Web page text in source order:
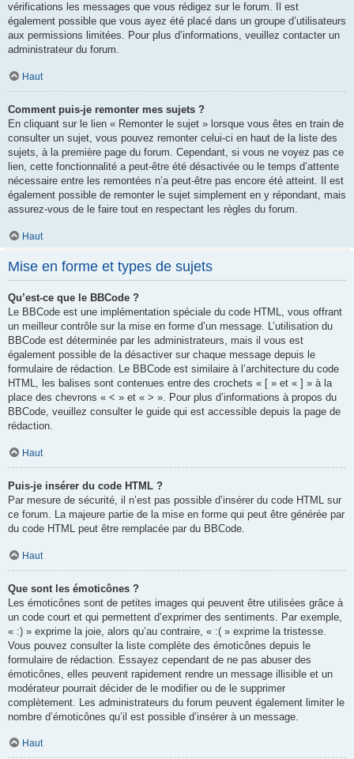
vérifications les messages que vous rédigez sur le forum. Il est
également possible que vous ayez été placé dans un groupe d’utilisateurs
aux permissions limitées. Pour plus d’informations, veuillez contacter un
administrateur du forum.
Haut
Comment puis-je remonter mes sujets ?
En cliquant sur le lien « Remonter le sujet » lorsque vous êtes en train de
consulter un sujet, vous pouvez remonter celui-ci en haut de la liste des
sujets, à la première page du forum. Cependant, si vous ne voyez pas ce
lien, cette fonctionnalité a peut-être été désactivée ou le temps d’attente
nécessaire entre les remontées n’a peut-être pas encore été atteint. Il est
également possible de remonter le sujet simplement en y répondant, mais
assurez-vous de le faire tout en respectant les règles du forum.
Haut
Mise en forme et types de sujets
Qu’est-ce que le BBCode ?
Le BBCode est une implémentation spéciale du code HTML, vous offrant
un meilleur contrôle sur la mise en forme d’un message. L’utilisation du
BBCode est déterminée par les administrateurs, mais il vous est
également possible de la désactiver sur chaque message depuis le
formulaire de rédaction. Le BBCode est similaire à l’architecture du code
HTML, les balises sont contenues entre des crochets « [ » et « ] » à la
place des chevrons « < » et « > ». Pour plus d’informations à propos du
BBCode, veuillez consulter le guide qui est accessible depuis la page de
rédaction.
Haut
Puis-je insérer du code HTML ?
Par mesure de sécurité, il n’est pas possible d’insérer du code HTML sur
ce forum. La majeure partie de la mise en forme qui peut être générée par
du code HTML peut être remplacée par du BBCode.
Haut
Que sont les émoticônes ?
Les émoticônes sont de petites images qui peuvent être utilisées grâce à
un code court et qui permettent d’exprimer des sentiments. Par exemple,
« :) » exprime la joie, alors qu’au contraire, « :( » exprime la tristesse.
Vous pouvez consulter la liste complète des émoticônes depuis le
formulaire de rédaction. Essayez cependant de ne pas abuser des
émoticônes, elles peuvent rapidement rendre un message illisible et un
modérateur pourrait décider de le modifier ou de le supprimer
complètement. Les administrateurs du forum peuvent également limiter le
nombre d’émoticônes qu’il est possible d’insérer à un message.
Haut